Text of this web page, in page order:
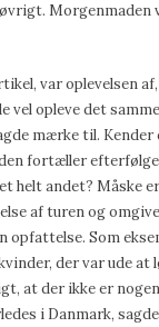
var oplevelsen
vel opleve det
mærke til. Kender
fortæller
helt andet? Måske
af turen og
opfattelse. Som
der var ude
at der ikke er
i Danmark,